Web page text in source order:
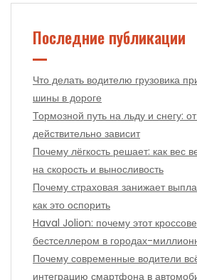
Последние публикации
Что делать водителю грузовика
шины в дороге
Тормозной путь на льду и снегу:
действительно зависит
Почему лёгкость решает: как вес
на скорость и выносливость
Почему страховая занижает
как это оспорить
Haval Jolion: почему этот
бестселлером в городах-
Почему современные водители
интеграцию смартфона в